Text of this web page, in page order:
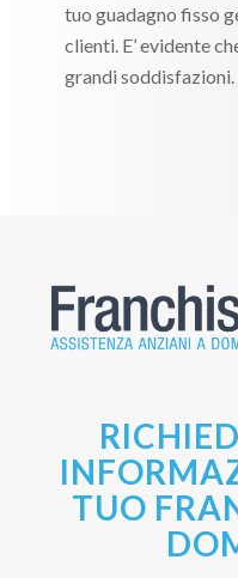
tuo guadagno fisso
clienti. E’ evidente
grandi soddisfazioni.
TUO